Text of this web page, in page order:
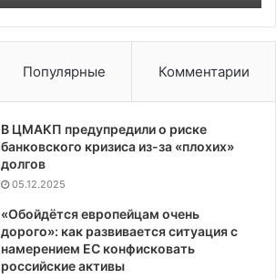
Популярные Комментарии
В ЦМАКП предупредили о риске
банковского кризиса из-за «плохих»
долгов
05.12.2025
«Обойдётся европейцам очень
дорого»: как развивается ситуация с
намерением ЕС конфисковать
российские активы